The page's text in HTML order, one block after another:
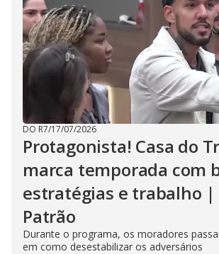
DO R7/17/07/2026
Protagonista! Casa do
marca temporada com
estratégias e trabalho |
Patrão
Durante o programa, os moradores
em como desestabilizar os adversários